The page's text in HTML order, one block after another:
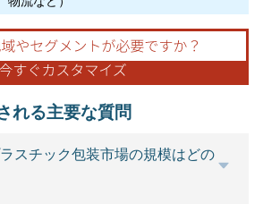
れる主要な質問
スチック包装市場の規模はどの